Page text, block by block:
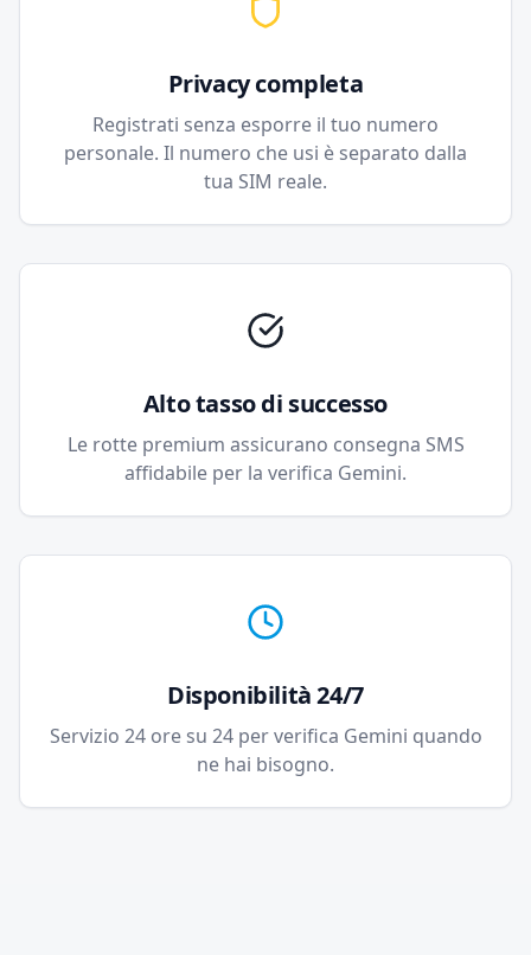
Privacy completa
Registrati senza esporre il tuo numero
personale. Il numero che usi è separato dalla
tua SIM reale.
Alto tasso di successo
Le rotte premium assicurano consegna SMS
affidabile per la verifica Gemini.
Disponibilità 24/7
Servizio 24 ore su 24 per verifica Gemini quando
ne hai bisogno.